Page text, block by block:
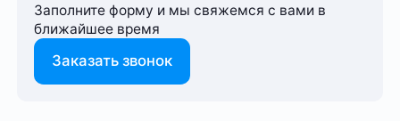
Заполните форму и мы свяжемся с вами в
ближайшее время
Заказать звонок